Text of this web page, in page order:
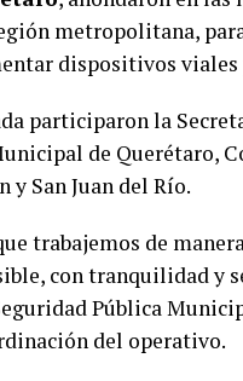
metropolitana,
dispositivos
participaron la
de Querétaro,
y San Juan del Río.
trabajemos de
con tranquilidad y
Pública
del operativo.